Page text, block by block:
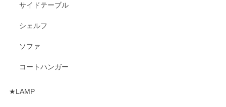
サイドテーブル
シェルフ
ソファ
コートハンガー
★LAMP